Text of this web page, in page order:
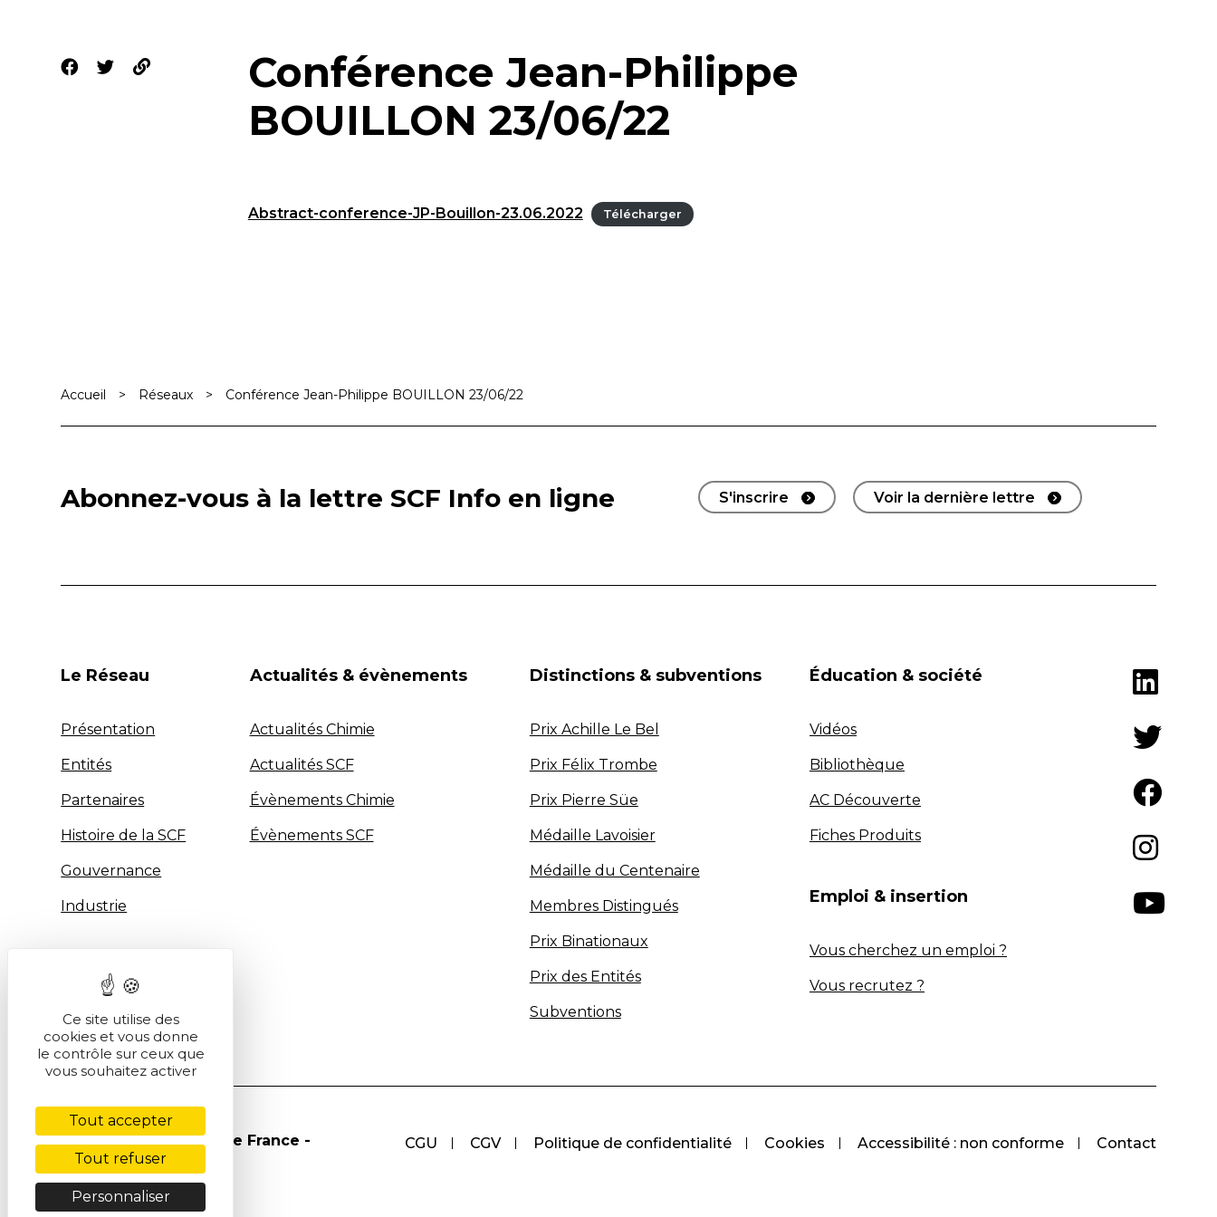
Conférence Jean-Philippe
BOUILLON 23/06/22
Abstract-conference-JP-Bouillon-23.06.2022 Télécharger
Accueil > Réseaux > Conférence Jean-Philippe BOUILLON 23/06/22
Abonnez-vous à la lettre SCF Info en ligne S'inscrire Voir la dernière lettre
Le Réseau
Présentation
Entités
Partenaires
Histoire de la SCF
Gouvernance
Industrie
Actualités & évènements
Actualités Chimie
Actualités SCF
Évènements Chimie
Évènements SCF
Distinctions & subventions
Prix Achille Le Bel
Prix Félix Trombe
Prix Pierre Süe
Médaille Lavoisier
Médaille du Centenaire
Membres Distingués
Prix Binationaux
Prix des Entités
Subventions
Éducation & société
Vidéos
Bibliothèque
AC Découverte
Fiches Produits
Emploi & insertion
Vous cherchez un emploi ?
Vous recrutez ?
CGU CGV Politique de confidentialité Cookies Accessibilité : non conforme Contact
© Société Chimique de France -
2026
Ce site utilise des
cookies et vous donne
le contrôle sur ceux que
vous souhaitez activer
Tout accepter
Tout refuser
Personnaliser